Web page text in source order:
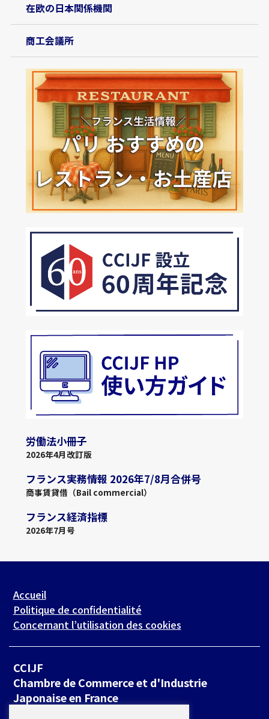
在欧の日本関係機関
商工会議所
労働法小冊子
2026年4月改訂版
フランス実務情報 2026年7/8月合併号
商事賃貸借（Bail commercial）
フランス経済指標
2026年7月号
Accueil
Politique de confidentialité
Concernant l’utilisation des cookies
CCIJF
Chambre de Commerce et d'Industrie
Japonaise en France